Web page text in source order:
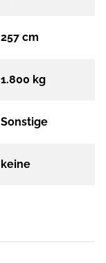
257 cm
1.800 kg
Sonstige
keine